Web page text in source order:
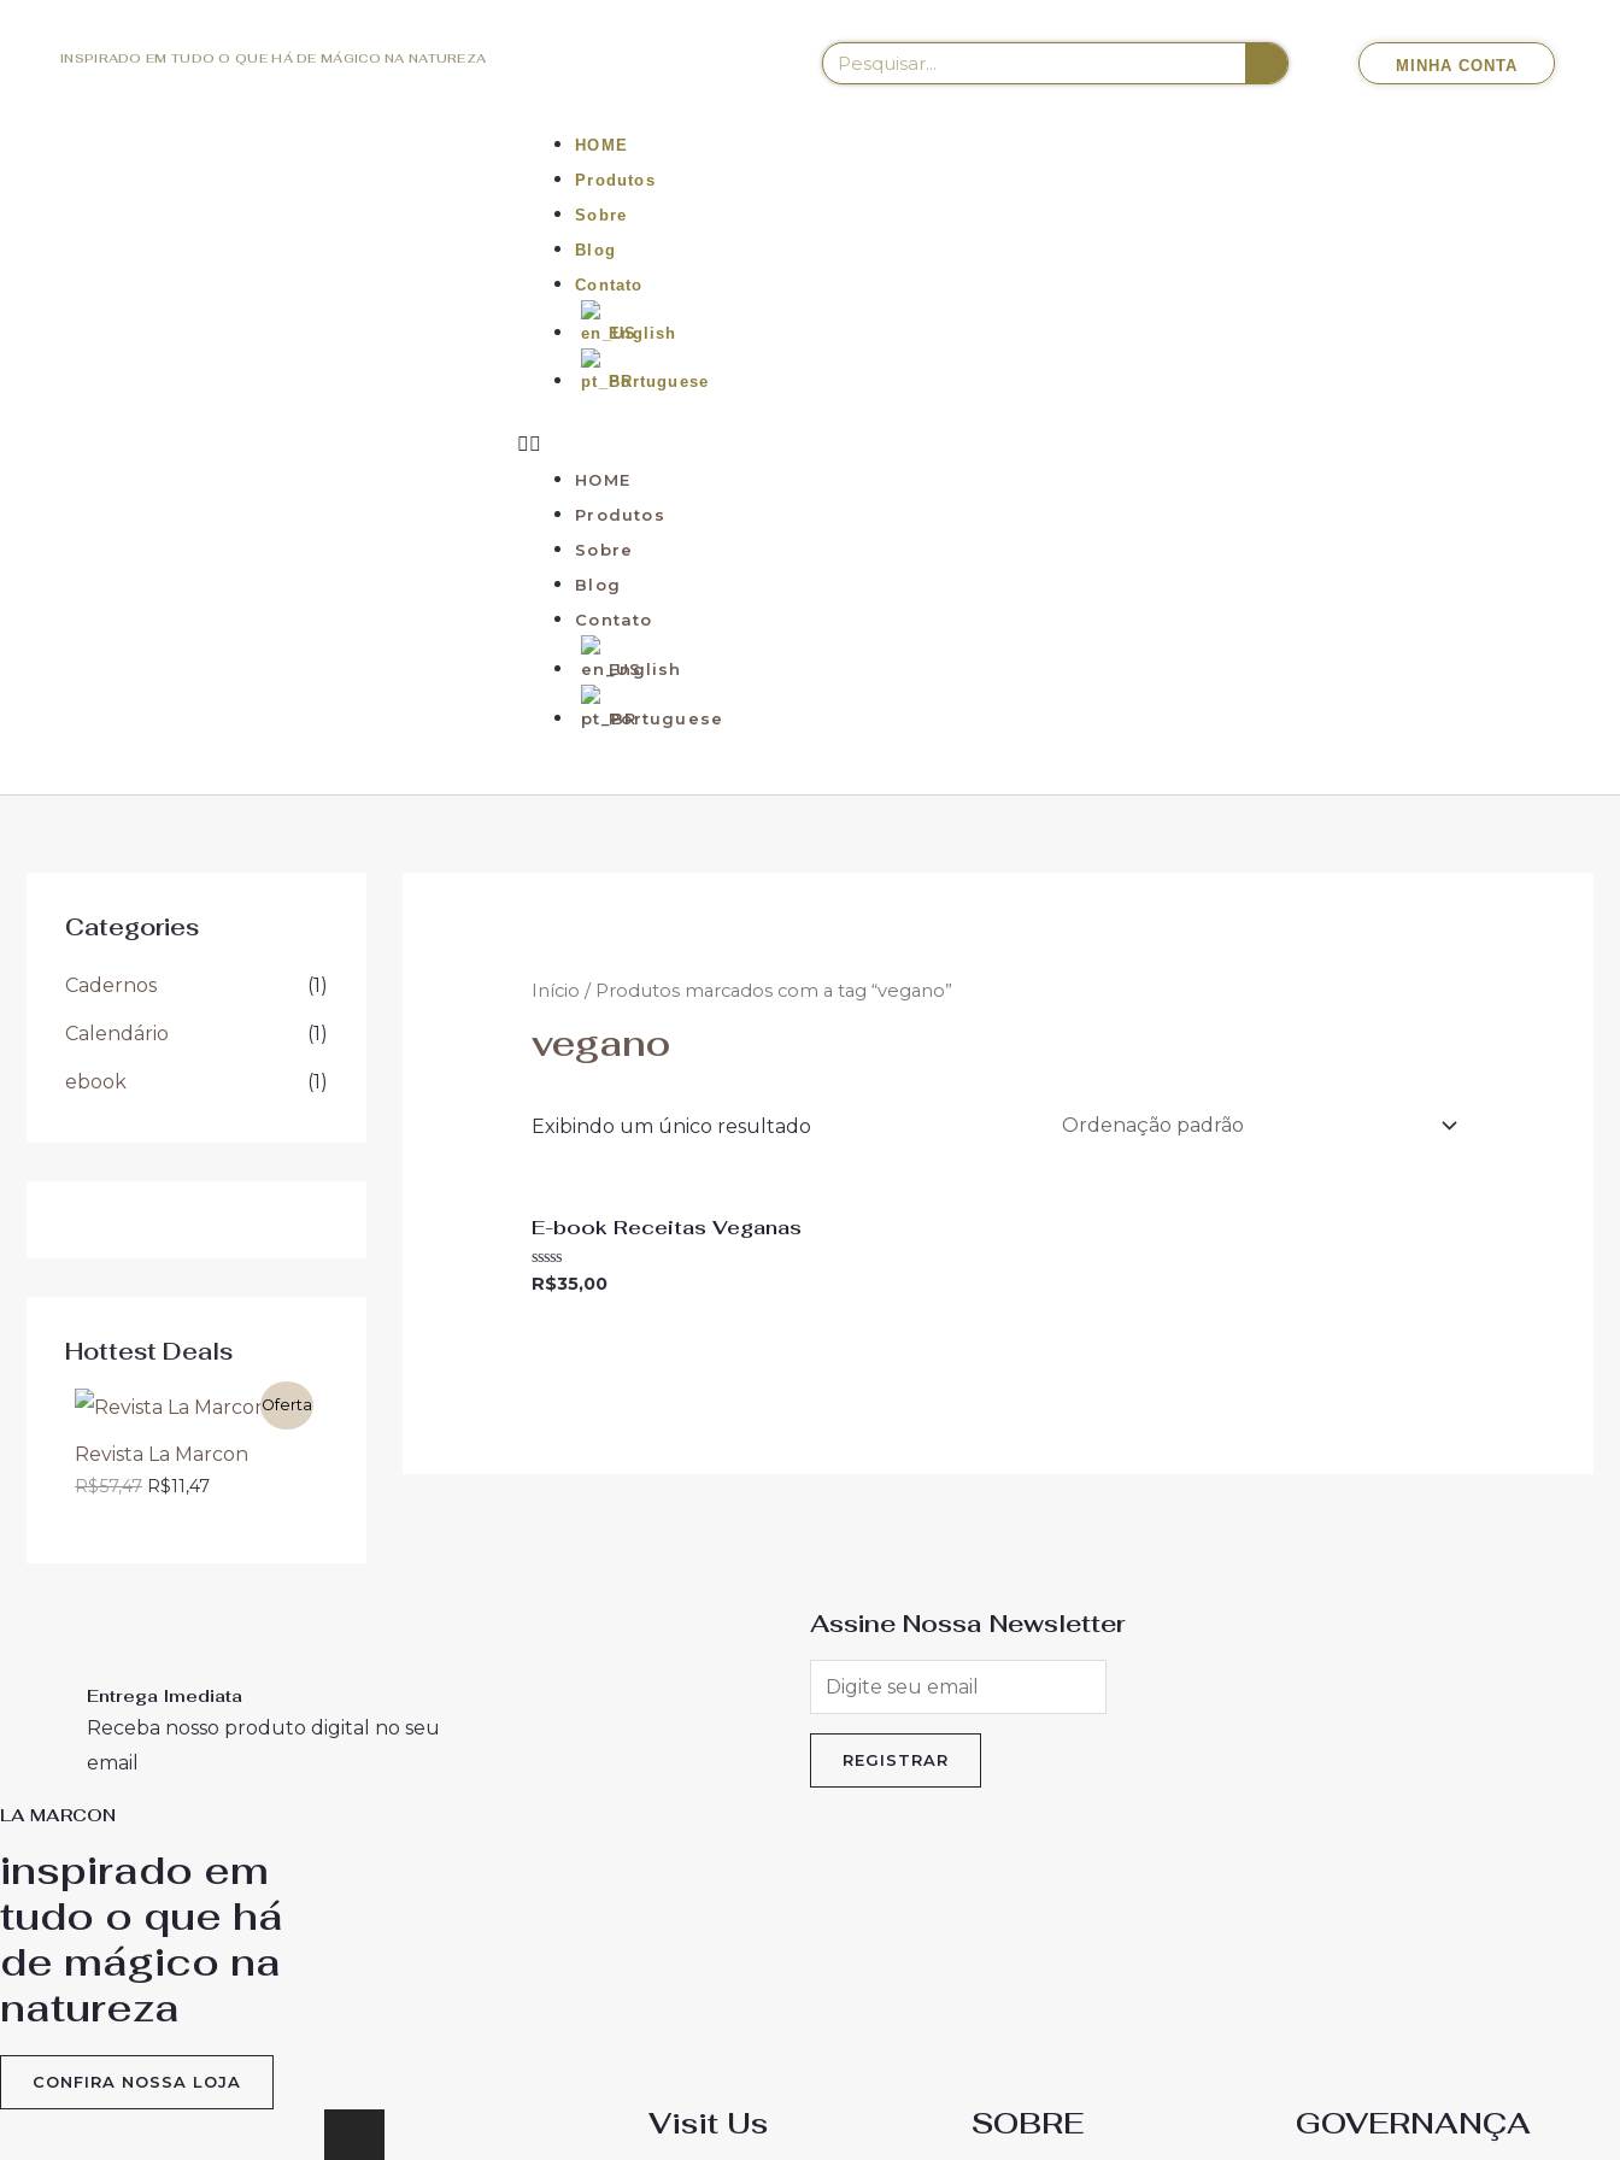
INSPIRADO EM TUDO O QUE HÁ DE MÁGICO NA NATUREZA MINHA CONTA
HOME
Produtos
Sobre
Blog
Contato
English
Portuguese
HOME
Produtos
Sobre
Blog
Contato
English
Portuguese
Categories
Cadernos (1)
Calendário (1)
ebook (1)
Hottest Deals
Revista La Marcon
Oferta
R$57,47 R$11,47
Início / Produtos marcados com a tag “vegano”
vegano
Exibindo um único resultado
E-book Receitas Veganas
Avaliação
R$35,00
Entrega Imediata
Receba nosso produto digital no seu
email
Assine Nossa Newsletter
LA MARCON
inspirado em
tudo o que há
de mágico na
natureza
CONFIRA NOSSA LOJA
Visit Us SOBRE GOVERNANÇA